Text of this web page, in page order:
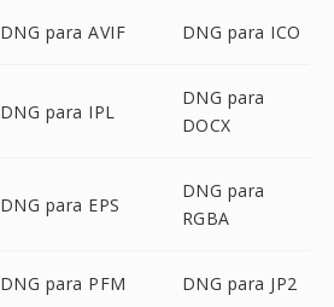
DNG para AVIF DNG para ICO
DNG para IPL
DNG para
DOCX
DNG para EPS
DNG para
RGBA
DNG para PFM DNG para JP2